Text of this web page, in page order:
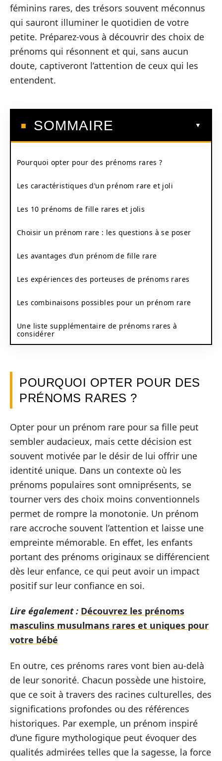
féminins rares, des trésors souvent méconnus
qui sauront illuminer le quotidien de votre
petite. Préparez-vous à découvrir des choix de
prénoms qui résonnent et qui, sans aucun
doute, captiveront l’attention de ceux qui les
entendent.
SOMMAIRE
Pourquoi opter pour des prénoms rares ?
Les caractéristiques d’un prénom rare et joli
Les 10 prénoms de fille rares et jolis
Choisir un prénom rare : les questions à se poser
Les avantages d’un prénom de fille rare
Les expériences des porteuses de prénoms rares
Les combinaisons possibles pour un prénom rare
Une liste supplémentaire de prénoms rares à
considérer
POURQUOI OPTER POUR DES
PRÉNOMS RARES ?
Opter pour un prénom rare pour sa fille peut
sembler audacieux, mais cette décision est
souvent motivée par le désir de lui offrir une
identité unique. Dans un contexte où les
prénoms populaires sont omniprésents, se
tourner vers des choix moins conventionnels
permet de rompre la monotonie. Un prénom
rare accroche souvent l’attention et laisse une
empreinte mémorable. En effet, les enfants
portant des prénoms originaux se différencient
dès leur enfance, ce qui peut avoir un impact
positif sur leur confiance en soi.
Lire également : Découvrez les prénoms
masculins musulmans rares et uniques pour
votre bébé
En outre, ces prénoms rares vont bien au-delà
de leur sonorité. Chacun possède une histoire,
que ce soit à travers des racines culturelles, des
significations profondes ou des références
historiques. Par exemple, un prénom inspiré
d’une figure mythologique peut évoquer des
qualités admirées telles que la sagesse, la force